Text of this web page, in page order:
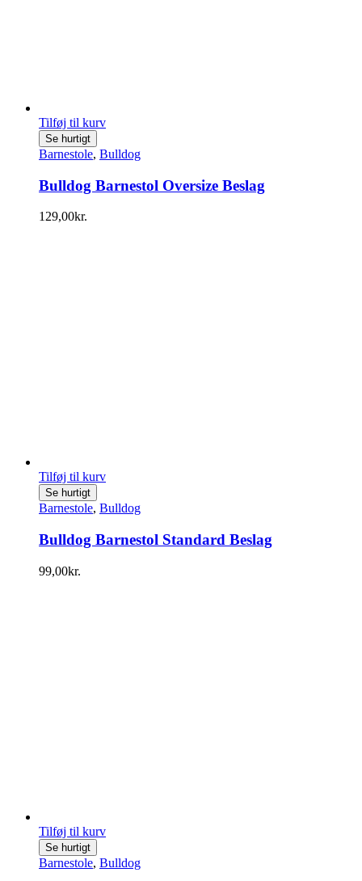
Tilføj til kurv
Se hurtigt
Barnestole, Bulldog
Bulldog Barnestol Oversize Beslag
129,00kr.
Tilføj til kurv
Se hurtigt
Barnestole, Bulldog
Bulldog Barnestol Standard Beslag
99,00kr.
Tilføj til kurv
Se hurtigt
Barnestole, Bulldog